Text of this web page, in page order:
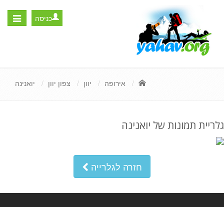
Toggle
כניסה
אירופה יוון צפון יוון יואנינה
גלריית תמונות של יואנינה
חזרה לגלרייה